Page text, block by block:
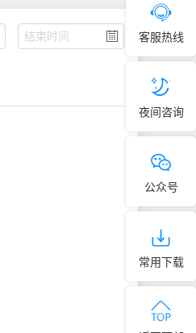
客服热线
夜间咨询
公众号
常用下载